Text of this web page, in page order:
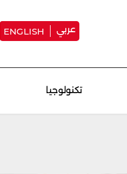
عربي ENGLISH
تكنولوجيا